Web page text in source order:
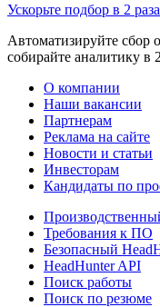
Ускорьте подбор в 2
Автоматизируйте сбор
собирайте аналитику в
О компании
Наши вакансии
Партнерам
Реклама на сайте
Новости и статьи
Инвесторам
Кандидаты по
Требования к ПО
Безопасный
HeadHunter API
Поиск работы
Поиск по резюме